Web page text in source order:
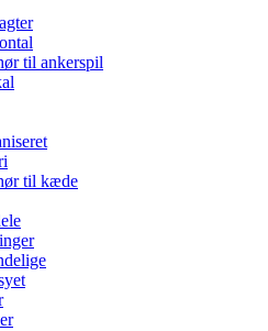
til ankerspil
til kæde